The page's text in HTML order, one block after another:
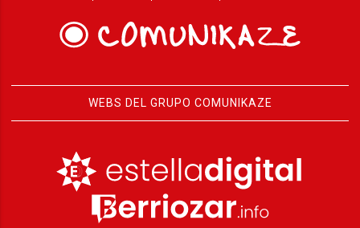
WEBS DEL GRUPO COMUNIKAZE